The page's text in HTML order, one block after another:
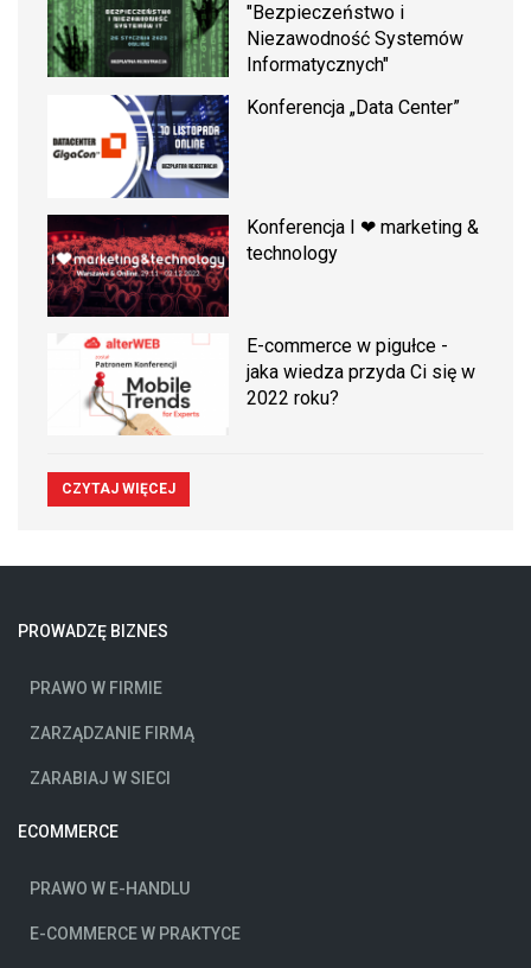
"Bezpieczeństwo i
Niezawodność Systemów
Informatycznych"
Konferencja „Data Center”
Konferencja I ❤ marketing &
technology
E-commerce w pigułce -
jaka wiedza przyda Ci się w
2022 roku?
CZYTAJ WIĘCEJ
PROWADZĘ BIZNES
PRAWO W FIRMIE
ZARZĄDZANIE FIRMĄ
ZARABIAJ W SIECI
ECOMMERCE
PRAWO W E-HANDLU
E-COMMERCE W PRAKTYCE